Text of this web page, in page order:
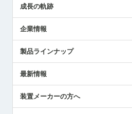
成長の軌跡
企業情報
ごあいさつ
受賞履歴
採用情報
国/地域/言語
製品ラインナップ
ツールセッタ製品
エアマイクロセンサ製品
最新情報
メトロールの技術
装置メーカーの方へ